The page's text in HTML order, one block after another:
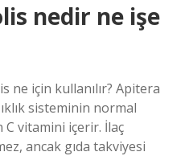
nedir ne işe
ne için kullanılır? Apitera
sisteminin normal
C vitamini içerir. İlaç
ancak gıda takviyesi